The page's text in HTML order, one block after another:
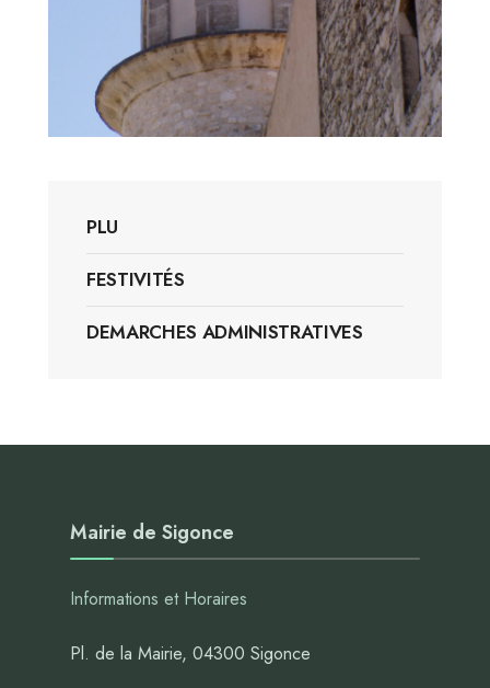
PLU
FESTIVITÉS
DEMARCHES ADMINISTRATIVES
Mairie de Sigonce
Informations et Horaires
Pl. de la Mairie, 04300 Sigonce